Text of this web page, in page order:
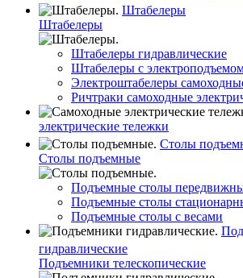
Штабелеры
Штабелеры
Штабелеры гидравлические
Штабелеры с
Электроштабелеры
Ричтраки самоходные
электрические тележки
Столы
Столы подъемные
Подъемные столы
Подъемные столы
Подъемные столы с весами
гидравлические
Подъемники телескопические